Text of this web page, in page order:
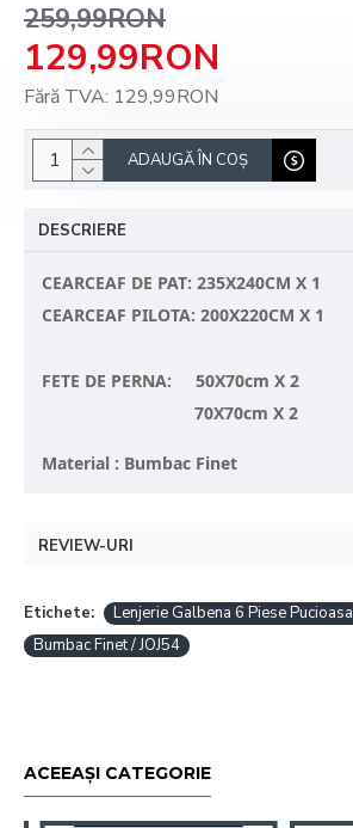
129,99RON
259,99RON
Fără TVA: 129,99RON
ADAUGĂ ÎN COŞ
DESCRIERE
CEARCEAF DE PAT: 235X240CM X 1
CEARCEAF PILOTA: 200X220CM X 1
FETE DE PERNA: 50X70cm X 2
70X70cm X 2
Material : Bumbac Finet
REVIEW-URI
Etichete: Lenjerie Galbena 6 Piese Pucioasa
Bumbac Finet / JOJ54
ACEEAȘI CATEGORIE